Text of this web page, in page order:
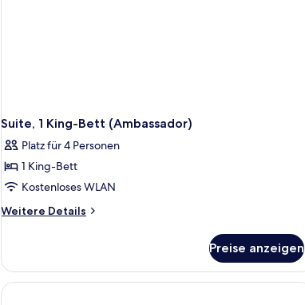
Suite, 1 King-Bett (Ambassador)
Platz für 4 Personen
1 King-Bett
Kostenloses WLAN
Weitere Details
Weitere
1 King-
Bett
(Ambassador)
Preise anzeigen